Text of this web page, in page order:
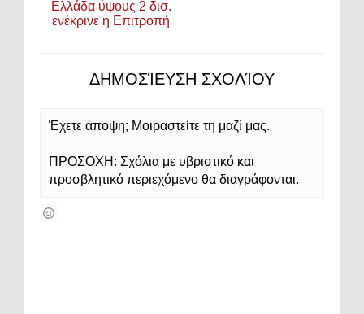
Ελλάδα ύψους 2 δισ.
ενέκρινε η Επιτροπή
ΔΗΜΟΣΊΕΥΣΗ ΣΧΟΛΊΟΥ
Έχετε άποψη; Μοιραστείτε τη μαζί μας.
ΠΡΟΣΟΧΗ: Σχόλια με υβριστικό και
προσβλητικό περιεχόμενο θα διαγράφονται.